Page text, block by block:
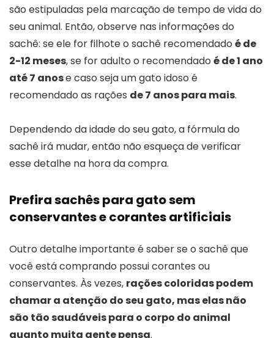
são estipuladas pela marcação de tempo de vida do
seu animal. Então, observe nas informações do
sachê: se ele for filhote o sachê recomendado é de
2-12 meses, se for adulto o recomendado é de 1 ano
até 7 anose caso seja um gato idoso é
recomendado as rações de 7 anos para mais.
Dependendo da idade do seu gato, a fórmula do
sachê irá mudar, então não esqueça de verificar
esse detalhe na hora da compra.
Prefira sachês para gato sem
conservantes e corantes artificiais
Outro detalhe importante é saber se o sachê que
você está comprando possui corantes ou
conservantes. Às vezes, rações coloridas podem
chamar a atenção do seu gato, mas elas não
são tão saudáveis para o corpo do animal
quanto muita gente pensa.